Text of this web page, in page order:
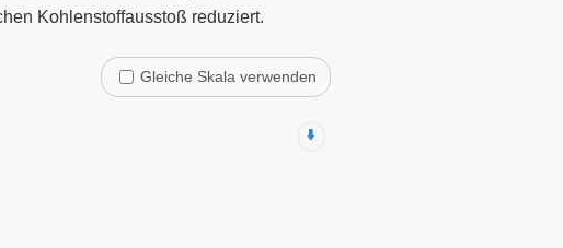
Kohlenstoffausstoß reduziert.
Gleiche Skala verwenden
⬇️